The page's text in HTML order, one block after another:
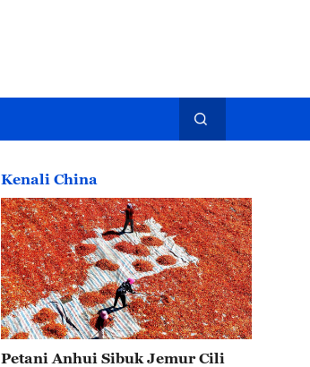
Kenali China
Petani Anhui Sibuk Jemur Cili